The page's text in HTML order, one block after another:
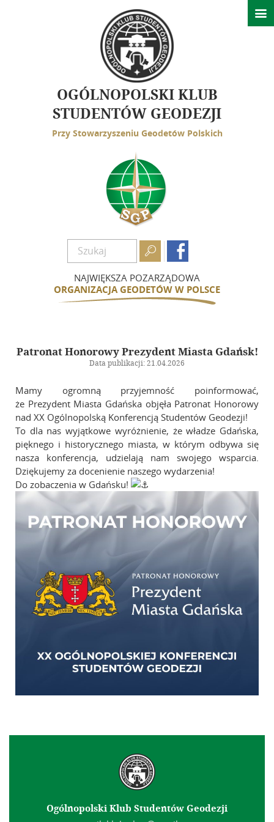
OGÓLNOPOLSKI KLUB
STUDENTÓW GEODEZJI
Przy Stowarzyszeniu Geodetów Polskich
 
NAJWIĘKSZA POZARZĄDOWA
ORGANIZACJA GEODETÓW W POLSCE

Wydarzenia
Ważne informacje
Konferencje
Spotkania
GeoAzymuty
Działalność
Struktura
Rys historyczny
Patronat Honorowy Prezydent Miasta Gdańsk!
Data publikacji: 21.04.2026
Mamy ogromną przyjemność poinformować,
że Prezydent Miasta Gdańska objęła Patronat Honorowy
nad XX Ogólnopolską Konferencją Studentów Geodezji!
To dla nas wyjątkowe wyróżnienie, że władze Gdańska,
pięknego i historycznego miasta, w którym odbywa się
nasza konferencja, udzielają nam swojego wsparcia.
Dziękujemy za docenienie naszego wydarzenia!
Do zobaczenia w Gdańsku!
Ogólnopolski Klub Studentów Geodezji